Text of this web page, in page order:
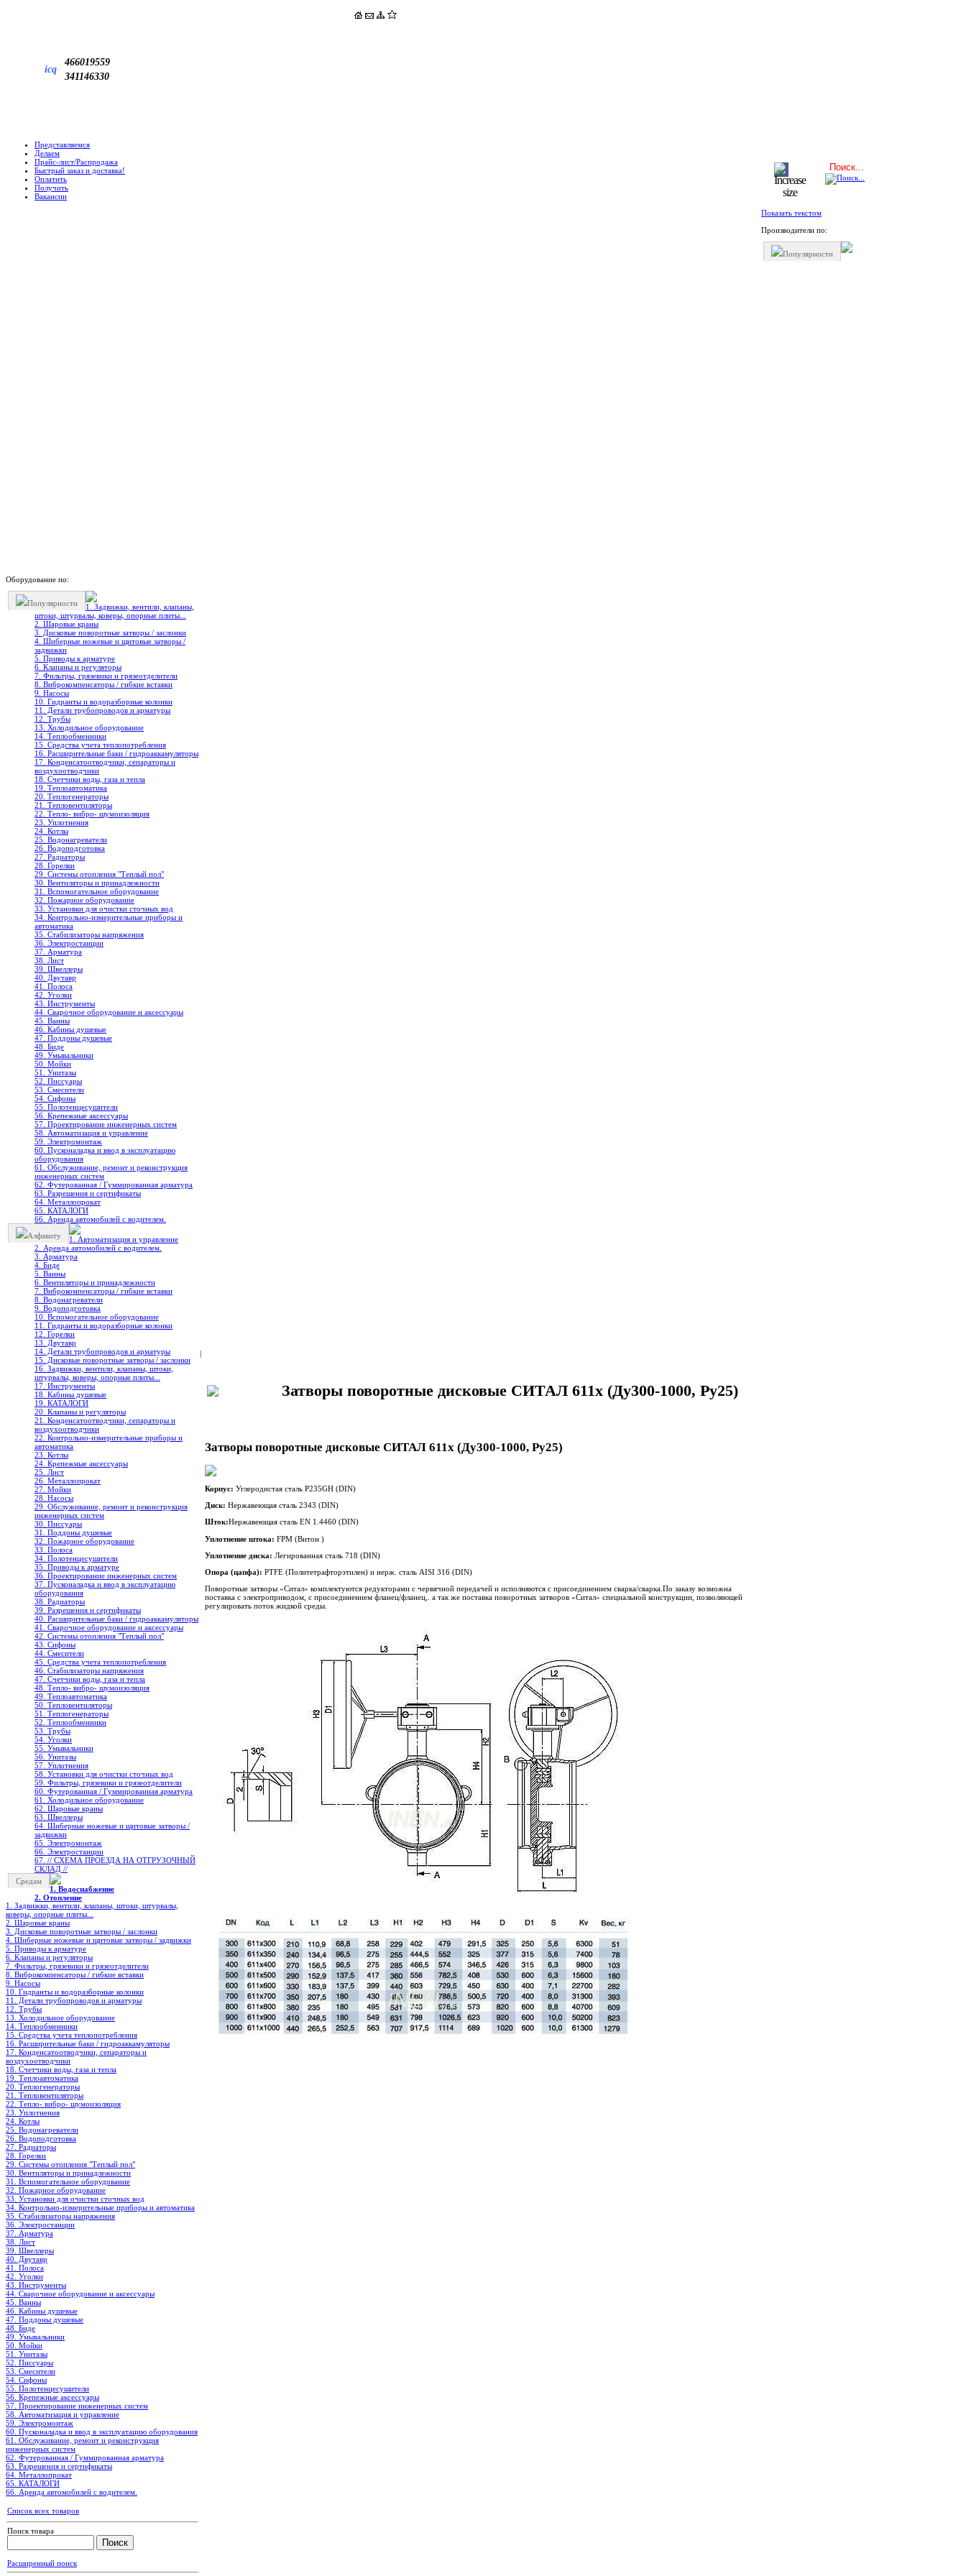
icq
466019559
341146330
Представляемся
Делаем
Прайс-лист/Распродажа
Быстрый заказ и доставка!
Оплатить
Получить
Вакансии
Оборудование по:
Популярности
1. Задвижки, вентили, клапаны,
штоки, штурвалы, коверы, опорные плиты...
2. Шаровые краны
3. Дисковые поворотные затворы / заслонки
4. Шиберные ножевые и щитовые затворы /
задвижки
5. Приводы к арматуре
6. Клапаны и регуляторы
7. Фильтры, грязевики и грязеотделители
8. Виброкомпенсаторы / гибкие вставки
9. Насосы
10. Гидранты и водоразборные колонки
11. Детали трубопроводов и арматуры
12. Трубы
13. Холодильное oборудование
14. Теплообменники
15. Средства учета теплопотребления
16. Расширительные баки / гидроаккамуляторы
17. Конденсатоотводчики, сепараторы и
воздухоотводчики
18. Счетчики воды, газа и тепла
19. Теплоавтоматика
20. Теплогенераторы
21. Тепловентиляторы
22. Тепло- вибро- шумоизоляция
23. Уплотнения
24. Котлы
25. Водонагреватели
26. Водоподготовка
27. Радиаторы
28. Горелки
29. Системы отопления "Теплый пол"
30. Вентиляторы и принадлежности
31. Вспомогательное оборудование
32. Пожарное оборудование
33. Установки для очистки сточных вод
34. Контрольно-измерительные приборы и
автоматика
35. Стабилизаторы напряжения
36. Электростанции
37. Арматура
38. Лист
39. Швеллеры
40. Двутавр
41. Полоса
42. Уголки
43. Инструменты
44. Сварочное оборудование и аксессуары
45. Ванны
46. Кабины душевые
47. Поддоны душевые
48. Биде
49. Умывальники
50. Мойки
51. Унитазы
52. Писсуары
53. Смесители
54. Сифоны
55. Полотенцесушители
56. Крепежные аксессуары
57. Проектирование инженерных систем
58. Автоматизация и управление
59. Электромонтаж
60. Пусконаладка и ввод в эксплуатацию
оборудования
61. Обслуживание, ремонт и реконструкция
инженерных систем
62. Футерованная / Гуммированная арматура
63. Разрешения и сертификаты
64. Металлопрокат
65. КАТАЛОГИ
66. Аренда автомобилей с водителем.
Алфавиту
1. Автоматизация и управление
2. Аренда автомобилей с водителем.
3. Арматура
4. Биде
5. Ванны
6. Вентиляторы и принадлежности
7. Виброкомпенсаторы / гибкие вставки
8. Водонагреватели
9. Водоподготовка
10. Вспомогательное оборудование
11. Гидранты и водоразборные колонки
12. Горелки
13. Двутавр
14. Детали трубопроводов и арматуры
15. Дисковые поворотные затворы / заслонки
16. Задвижки, вентили, клапаны, штоки,
штурвалы, коверы, опорные плиты...
17. Инструменты
18. Кабины душевые
19. КАТАЛОГИ
20. Клапаны и регуляторы
21. Конденсатоотводчики, сепараторы и
воздухоотводчики
22. Контрольно-измерительные приборы и
автоматика
23. Котлы
24. Крепежные аксессуары
25. Лист
26. Металлопрокат
27. Мойки
28. Насосы
29. Обслуживание, ремонт и реконструкция
инженерных систем
30. Писсуары
31. Поддоны душевые
32. Пожарное оборудование
33. Полоса
34. Полотенцесушители
35. Приводы к арматуре
36. Проектирование инженерных систем
37. Пусконаладка и ввод в эксплуатацию
оборудования
38. Радиаторы
39. Разрешения и сертификаты
40. Расширительные баки / гидроаккамуляторы
41. Сварочное оборудование и аксессуары
42. Системы отопления "Теплый пол"
43. Сифоны
44. Смесители
45. Средства учета теплопотребления
46. Стабилизаторы напряжения
47. Счетчики воды, газа и тепла
48. Тепло- вибро- шумоизоляция
49. Теплоавтоматика
50. Тепловентиляторы
51. Теплогенераторы
52. Теплообменники
53. Трубы
54. Уголки
55. Умывальники
56. Унитазы
57. Уплотнения
58. Установки для очистки сточных вод
59. Фильтры, грязевики и грязеотделители
60. Футерованная / Гуммированная арматура
61. Холодильное oборудование
62. Шаровые краны
63. Швеллеры
64. Шиберные ножевые и щитовые затворы /
задвижки
65. Электромонтаж
66. Электростанции
67. // СХЕМА ПРОЕЗДА НА ОТГРУЗОЧНЫЙ
СКЛАД //
Средам
1. Водоснабжение
2. Отопление
1. Задвижки, вентили, клапаны, штоки, штурвалы,
коверы, опорные плиты...
2. Шаровые краны
3. Дисковые поворотные затворы / заслонки
4. Шиберные ножевые и щитовые затворы / задвижки
5. Приводы к арматуре
6. Клапаны и регуляторы
7. Фильтры, грязевики и грязеотделители
8. Виброкомпенсаторы / гибкие вставки
9. Насосы
10. Гидранты и водоразборные колонки
11. Детали трубопроводов и арматуры
12. Трубы
13. Холодильное oборудование
14. Теплообменники
15. Средства учета теплопотребления
16. Расширительные баки / гидроаккамуляторы
17. Конденсатоотводчики, сепараторы и
воздухоотводчики
18. Счетчики воды, газа и тепла
19. Теплоавтоматика
20. Теплогенераторы
21. Тепловентиляторы
22. Тепло- вибро- шумоизоляция
23. Уплотнения
24. Котлы
25. Водонагреватели
26. Водоподготовка
27. Радиаторы
28. Горелки
29. Системы отопления "Теплый пол"
30. Вентиляторы и принадлежности
31. Вспомогательное оборудование
32. Пожарное оборудование
33. Установки для очистки сточных вод
34. Контрольно-измерительные приборы и автоматика
35. Стабилизаторы напряжения
36. Электростанции
37. Арматура
38. Лист
39. Швеллеры
40. Двутавр
41. Полоса
42. Уголки
43. Инструменты
44. Сварочное оборудование и аксессуары
45. Ванны
46. Кабины душевые
47. Поддоны душевые
48. Биде
49. Умывальники
50. Мойки
51. Унитазы
52. Писсуары
53. Смесители
54. Сифоны
55. Полотенцесушители
56. Крепежные аксессуары
57. Проектирование инженерных систем
58. Автоматизация и управление
59. Электромонтаж
60. Пусконаладка и ввод в эксплуатацию оборудования
61. Обслуживание, ремонт и реконструкция
инженерных систем
62. Футерованная / Гуммированная арматура
63. Разрешения и сертификаты
64. Металлопрокат
65. КАТАЛОГИ
66. Аренда автомобилей с водителем.
Список всех товаров
Поиск товара
Расширенный поиск
|
Затворы поворотные дисковые СИТАЛ 611x (Ду300-1000, Ру25)
Затворы поворотные дисковые СИТАЛ 611x (Ду300-1000, Ру25)
Корпус: Углеродистая сталь Р235GH (DIN)
Диск: Нержавеющая сталь 2343 (DIN)
Шток:Нержавеющая сталь EN 1.4460 (DIN)
Уплотнение штока: FPM (Витон )
Уплотнение диска: Легированная сталь 718 (DIN)
Опора (цапфа): PTFE (Политетрафторэтилен) и нерж. сталь AISI 316 (DIN)
Поворотные затворы «Ситал» комплектуются редукторами с червячной передачей и исполняются с присоединением сварка/сварка.По заказу возможна
поставка с электроприводом, с присоединением фланец/фланец,. а так же поставка поворотных затворов «Ситал» специальной конструкции, позволяющей
регулировать поток жидкой среды.
Показать текстом
Производители по:
Популярности